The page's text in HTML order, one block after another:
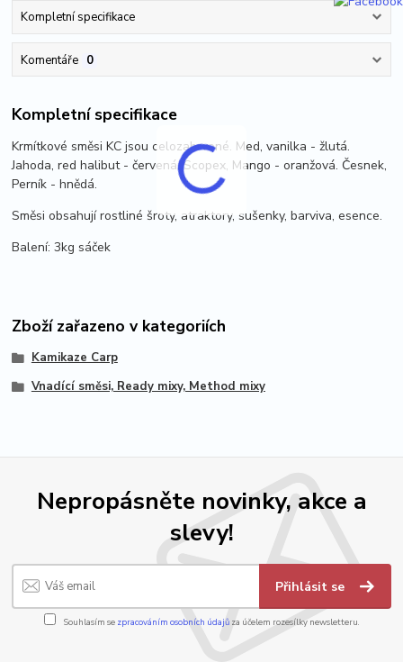
Kompletní specifikace
Komentáře 0
Kompletní specifikace
Krmítkové směsi KC jsou celozabrvené. Med, vanilka - žlutá.
Jahoda, red halibut - červená. Scopex, Mango - oranžová. Česnek,
Perník - hnědá.
Směsi obsahují rostliné šroty, atraktory, sušenky, barviva, esence.
Balení: 3kg sáček
Zboží zařazeno v kategoriích
Kamikaze Carp
Vnadící směsi, Ready mixy, Method mixy
Nepropásněte novinky, akce a
slevy!
Přihlásit se
Souhlasím se zpracováním osobních údajůza účelem rozesílky newsletteru.